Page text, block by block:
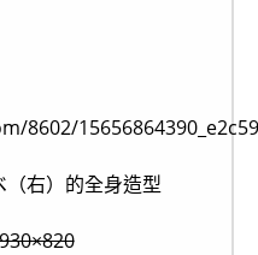
右）的全身造型